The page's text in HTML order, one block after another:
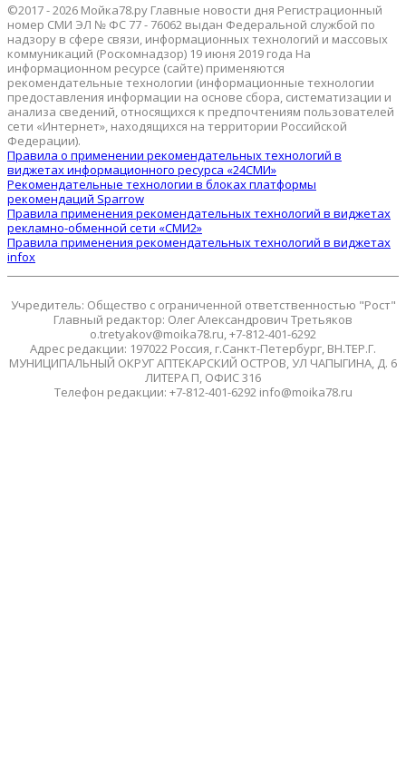
©2017 - 2026 Мойка78.ру Главные новости дня Регистрационный
номер СМИ ЭЛ № ФС 77 - 76062 выдан Федеральной службой по
надзору в сфере связи, информационных технологий и массовых
коммуникаций (Роскомнадзор) 19 июня 2019 года На
информационном ресурсе (сайте) применяются
рекомендательные технологии (информационные технологии
предоставления информации на основе сбора, систематизации и
анализа сведений, относящихся к предпочтениям пользователей
сети «Интернет», находящихся на территории Российской
Федерации).
Правила о применении рекомендательных технологий в
виджетах информационного ресурса «24СМИ»
Рекомендательные технологии в блоках платформы
рекомендаций Sparrow
Правила применения рекомендательных технологий в виджетах
рекламно-обменной сети «СМИ2»
Правила применения рекомендательных технологий в виджетах
infox
Учредитель: Общество с ограниченной ответственностью "Рост"
Главный редактор: Олег Александрович Третьяков
o.tretyakov@moika78.ru, +7-812-401-6292
Адрес редакции: 197022 Россия, г.Санкт-Петербург, ВН.ТЕР.Г.
МУНИЦИПАЛЬНЫЙ ОКРУГ АПТЕКАРСКИЙ ОСТРОВ, УЛ ЧАПЫГИНА, Д. 6
ЛИТЕРА П, ОФИС 316
Телефон редакции: +7-812-401-6292 info@moika78.ru